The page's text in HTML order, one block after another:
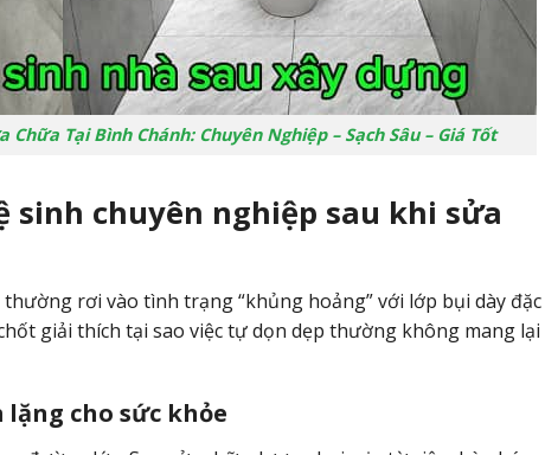
Chữa Tại Bình Chánh: Chuyên Nghiệp – Sạch Sâu – Giá Tốt
sinh chuyên nghiệp sau khi sửa
rơi vào tình trạng “khủng hoảng” với lớp bụi dày đặc
giải thích tại sao việc tự dọn dẹp thường không mang lại
lặng cho sức khỏe